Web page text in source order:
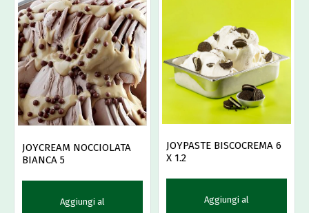
JOYCREAM NOCCIOLATA
BIANCA 5
Aggiungi al
JOYPASTE BISCOCREMA 6
X 1.2
Aggiungi al